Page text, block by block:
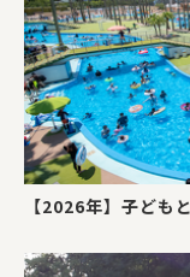
【2026年】子ども